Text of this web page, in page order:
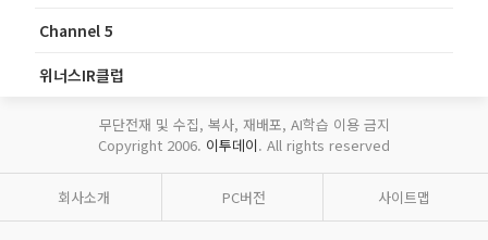
Channel 5
위너스IR클럽
무단전재 및 수집, 복사, 재배포, AI학습 이용 금지
Copyright 2006. 이투데이. All rights reserved
회사소개 PC버전 사이트맵